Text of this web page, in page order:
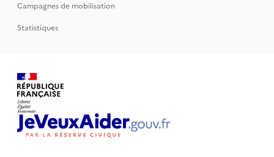
Campagnes de mobilisation
Statistiques